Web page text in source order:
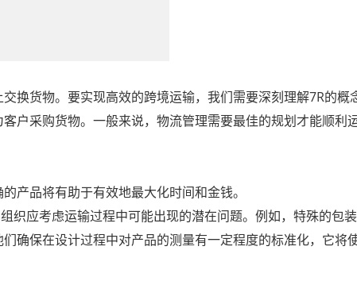
换货物。要实现高效的跨境运输，我们需要深刻理解7R的
户采购货物。一般来说，物流管理需要最佳的规划才能顺利运
产品将有助于有效地最大化时间和金钱。
织应考虑运输过程中可能出现的潜在问题。例如，特殊的包
确保在设计过程中对产品的测量有一定程度的标准化，它将